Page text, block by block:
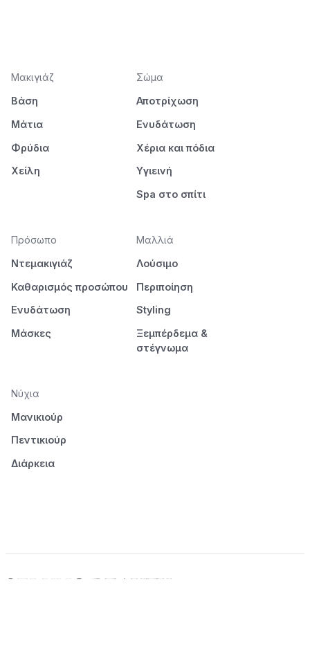
Μακιγιάζ
Βάση
Μάτια
Φρύδια
Χείλη
Σώμα
Αποτρίχωση
Ενυδάτωση
Χέρια και πόδια
Υγιεινή
Spa στο σπίτι
Πρόσωπο
Ντεμακιγιάζ
Καθαρισμός προσώπου
Ενυδάτωση
Μάσκες
Μαλλιά
Λούσιμο
Περιποίηση
Styling
Ξεμπέρδεμα &
στέγνωμα
Νύχια
Μανικιούρ
Πεντικιούρ
Διάρκεια